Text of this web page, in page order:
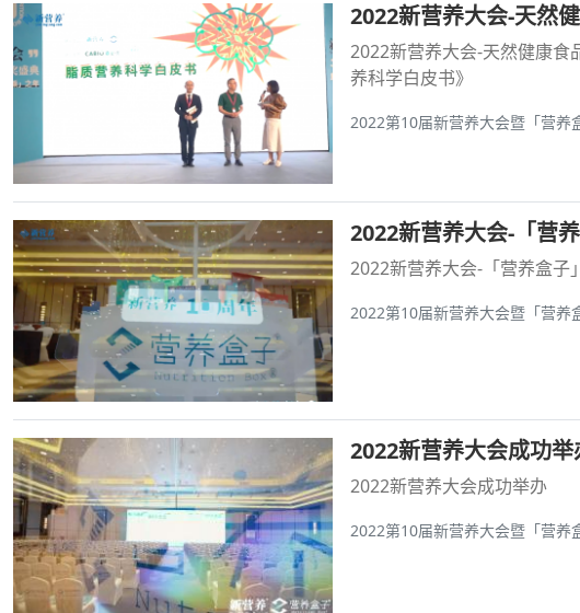
2022新营养大会-天然
2022新营养大会-天然健康食
养科学白皮书》
2022第10届新营养大会暨「营养
2022新营养大会-「营
2022新营养大会-「营养盒子
2022第10届新营养大会暨「营养
2022新营养大会成功举
2022新营养大会成功举办
2022第10届新营养大会暨「营养